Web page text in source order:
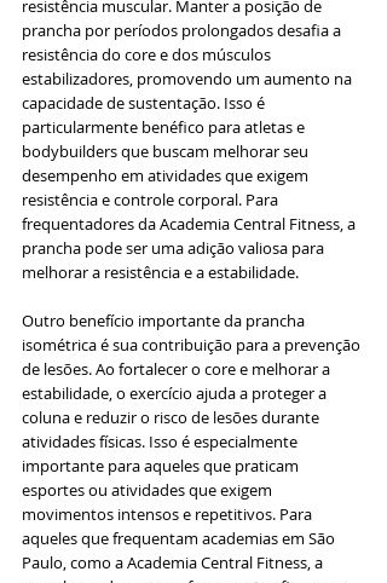
resistência muscular. Manter a posição de
prancha por períodos prolongados desafia a
resistência do core e dos músculos
estabilizadores, promovendo um aumento na
capacidade de sustentação. Isso é
particularmente benéfico para atletas e
bodybuilders que buscam melhorar seu
desempenho em atividades que exigem
resistência e controle corporal. Para
frequentadores da Academia Central Fitness, a
prancha pode ser uma adição valiosa para
melhorar a resistência e a estabilidade.
Outro benefício importante da prancha
isométrica é sua contribuição para a prevenção
de lesões. Ao fortalecer o core e melhorar a
estabilidade, o exercício ajuda a proteger a
coluna e reduzir o risco de lesões durante
atividades físicas. Isso é especialmente
importante para aqueles que praticam
esportes ou atividades que exigem
movimentos intensos e repetitivos. Para
aqueles que frequentam academias em São
Paulo, como a Academia Central Fitness, a